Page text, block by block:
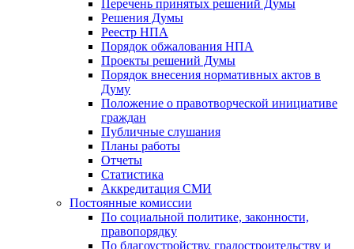
Перечень принятых решений Думы
Решения Думы
Реестр НПА
Порядок обжалования НПА
Проекты решений Думы
Порядок внесения нормативных актов в
Думу
Положение о правотворческой инициативе
граждан
Публичные слушания
Планы работы
Отчеты
Статистика
Аккредитация СМИ
Постоянные комиссии
По социальной политике, законности,
правопорядку
По благоустройству, градостроительству и